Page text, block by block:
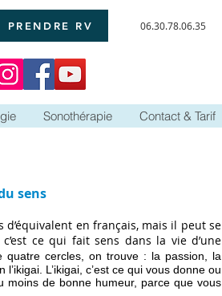
06.30.78.06.35
PRENDRE RV
Sonothérapie Contact & Tarif
sens
d’équivalent en français, mais il peut se
ce qui fait sens dans la vie d’une
quatre cercles, on trouve : la passion, la
L’ikigai, c’est ce qui vous donne ou
moins de bonne humeur, parce que vous